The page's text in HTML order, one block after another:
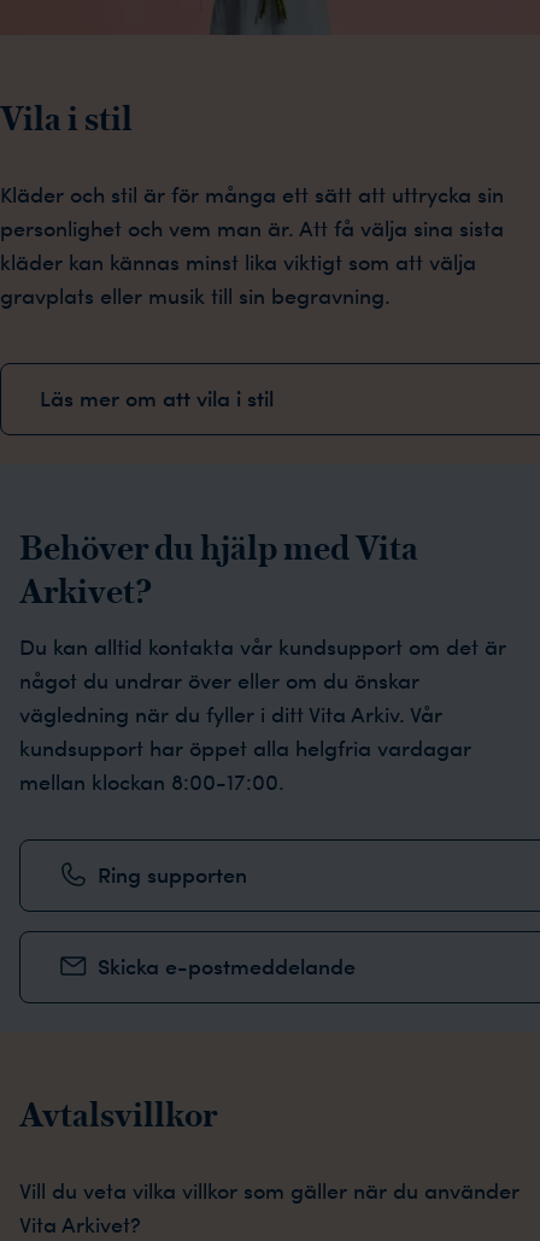
Vila i stil
Kläder och stil är för många ett sätt att uttrycka sin
personlighet och vem man är. Att få välja sina sista
kläder kan kännas minst lika viktigt som att välja
gravplats eller musik till sin begravning.
Läs mer om att vila i stil
Behöver du hjälp med Vita
Arkivet?
Du kan alltid kontakta vår kundsupport om det är
något du undrar över eller om du önskar
vägledning när du fyller i ditt Vita Arkiv. Vår
kundsupport har öppet alla helgfria vardagar
mellan klockan 8:00-17:00.
Ring supporten
Skicka e-postmeddelande
Avtalsvillkor
Vill du veta vilka villkor som gäller när du använder
Vita Arkivet?